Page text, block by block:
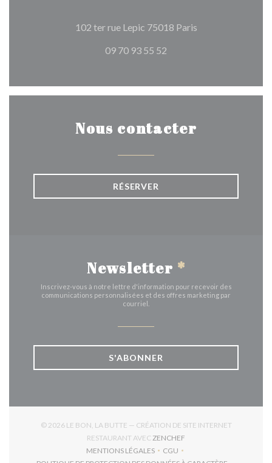
102 ter rue Lepic 75018 Paris((ouvre une
09 70 93 55 52
Nous contacter
RÉSERVER
Newsletter *
Inscrivez-vous à notre lettre d'information pour recevoir des
communications personnalisées et des offres marketing par
courriel.
S'ABONNER
© 2026 LE BON, LA BUTTE — CRÉATION DE SITE INTERNET
RESTAURANT AVEC ZENCHEF
MENTIONS LÉGALES
((OUVRE UNE NOUVELLE FENÊTRE))
CGU
((OUVRE UNE NOUVELLE